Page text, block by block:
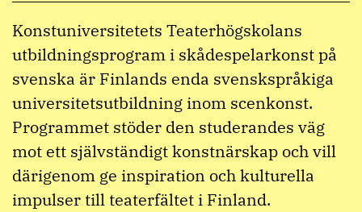
Konstuniversitetets Teaterhögskolans
utbildningsprogram i skådespelarkonst på
svenska är Finlands enda svenskspråkiga
universitetsutbildning inom scenkonst.
Programmet stöder den studerandes väg
mot ett självständigt konstnärskap och vill
därigenom ge inspiration och kulturella
impulser till teaterfältet i Finland.